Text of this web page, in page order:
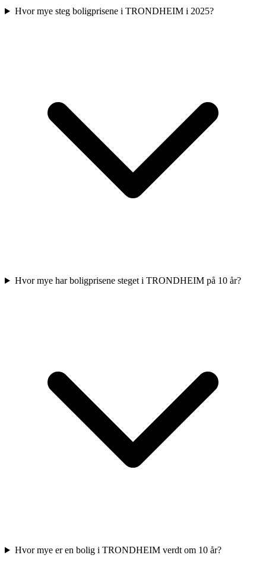
Hvor mye steg boligprisene i TRONDHEIM i 2025?
Hvor mye har boligprisene steget i TRONDHEIM på 10 år?
Hvor mye er en bolig i TRONDHEIM verdt om 10 år?